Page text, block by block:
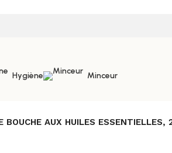
Hygiène Minceur
BOUCHE AUX HUILES ESSENTIELLES,